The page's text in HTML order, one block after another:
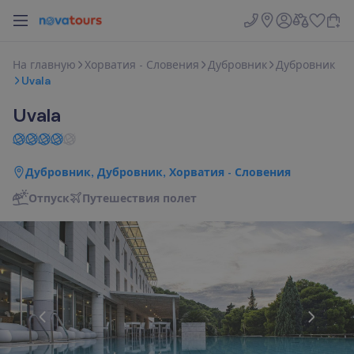
На главную Хорватия - Словения Дубровник
Дубровник
Uvala
Uvala
Дубровник, Дубровник, Хорватия - Словения
Отпуск Путешествия полет